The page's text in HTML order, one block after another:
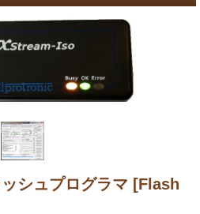
シュプログラマ [Flash